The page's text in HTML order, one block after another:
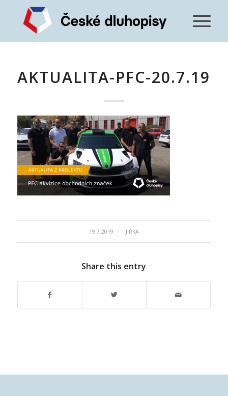
AKTUALITA-PFC-20.7.19
19.7.2019 JIRKA
Share this entry